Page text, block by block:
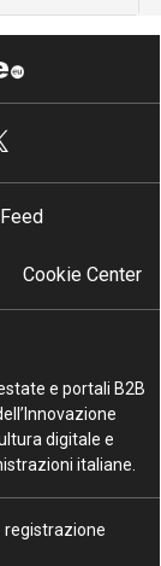
Cookie Center
e portali B2B
digitale e
italiane.
registrazione